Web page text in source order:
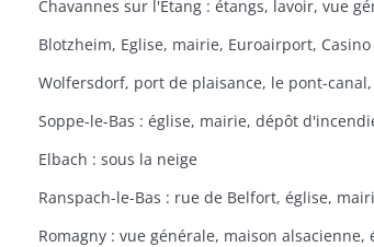
Chavannes sur l'Etang : étangs, lavoir, vue
Blotzheim, Eglise, mairie, Euroairport,
Elbach : sous la neige
Romagny : vue générale, maison alsacienne,